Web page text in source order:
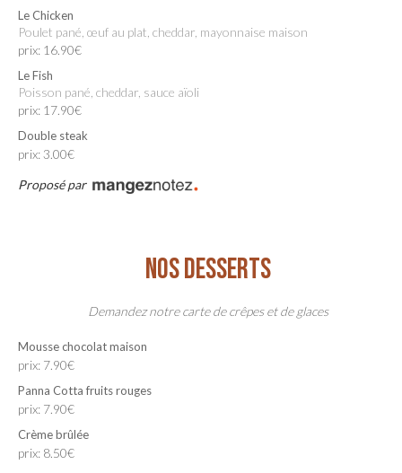
Le Chicken
Poulet pané, œuf au plat, cheddar, mayonnaise maison
prix: 16.90€
Le Fish
Poisson pané, cheddar, sauce aïoli
prix: 17.90€
Double steak
prix: 3.00€
Proposé par
NOS DESSERTS
Demandez notre carte de crêpes et de glaces
Mousse chocolat maison
prix: 7.90€
Panna Cotta fruits rouges
prix: 7.90€
Crème brûlée
prix: 8.50€